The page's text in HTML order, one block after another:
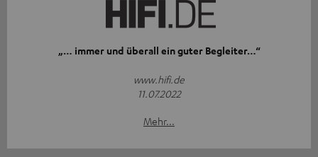
„… immer und überall ein guter Begleiter…“
www.hifi.de
11.07.2022
Mehr...